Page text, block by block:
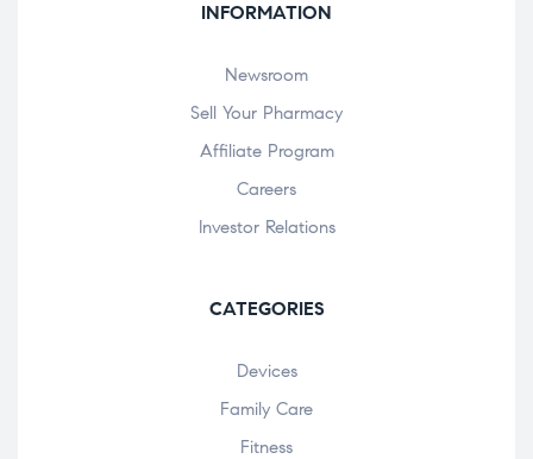
INFORMATION
Newsroom
Sell Your Pharmacy
Affiliate Program
Careers
Investor Relations
CATEGORIES
Devices
Family Care
Fitness